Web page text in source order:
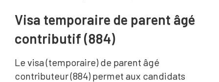
Visa temporaire de parent âgé
contributif (884)
Le visa (temporaire) de parent âgé
contributeur (884) permet aux candidats